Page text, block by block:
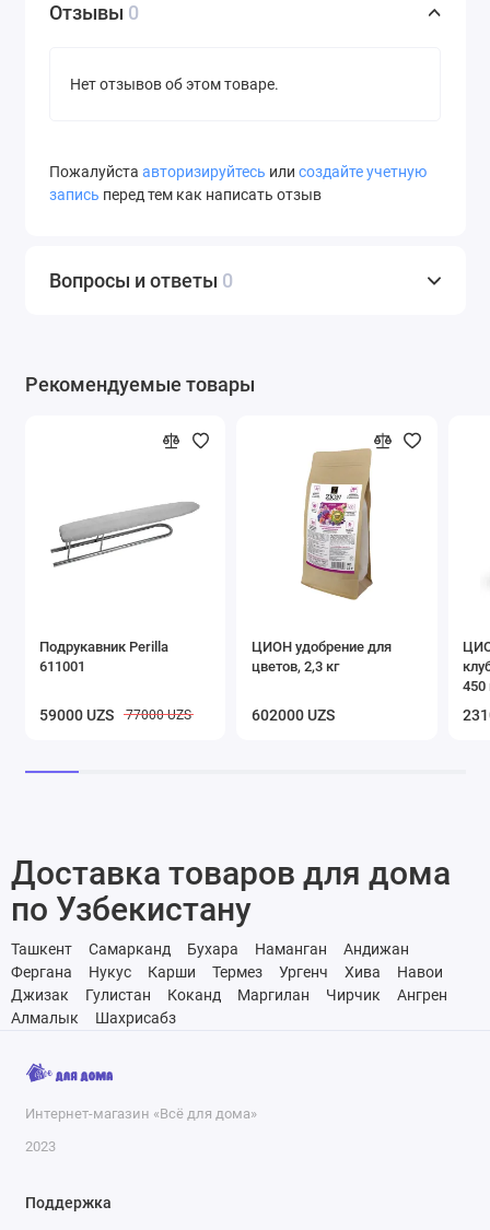
Отзывы 0
Нет отзывов об этом товаре.
Пожалуйста авторизируйтесь или создайте учетную
запись перед тем как написать отзыв
Вопросы и ответы 0
Рекомендуемые товары
Подрукавник Perilla
611001
59000 UZS 77000 UZS
ЦИОН удобрение для
цветов, 2,3 кг
602000 UZS
450
Доставка товаров для дома
по Узбекистану
Ташкент Самарканд Бухара Наманган
Андижан
Фергана
Нукус Карши Термез Ургенч Хива
Навои
Джизак
Гулистан Коканд Маргилан Чирчик
Ангрен
Алмалык
Шахрисабз
Интернет-магазин «Всё для дома»
2023
Поддержка